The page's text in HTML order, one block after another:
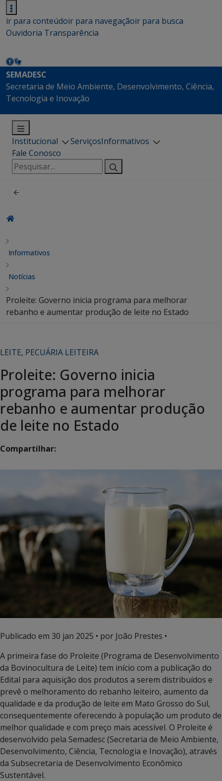
ir para conteúdoir para navegaçãoir para busca
Ouvidoria Transparência
SEMADESC
Secretaria de Meio Ambiente, Desenvolvimento, Ciência,
Tecnologia e Inovação
Institucional ServiçosInformativos
Fale Conosco
Pesquisar
por:
Informativos
Notícias
Proleite: Governo inicia programa para melhorar
rebanho e aumentar produção de leite no Estado
LEITE, PECUÁRIA LEITEIRA
Proleite: Governo inicia
programa para melhorar
rebanho e aumentar produção
de leite no Estado
Compartilhar:
Publicado em 30 jan 2025 • por João Prestes •
A primeira fase do Proleite (Programa de Desenvolvimento
da Bovinocultura de Leite) tem início com a publicação do
Edital para aquisição dos produtos a serem distribuídos e
prevê o melhoramento do rebanho leiteiro, aumento da
qualidade e da produção de leite em Mato Grosso do Sul,
consequentemente oferecendo à população um produto de
melhor qualidade e com preço mais acessível. O Proleite é
desenvolvido pela Semadesc (Secretaria de Meio Ambiente,
Desenvolvimento, Ciência, Tecnologia e Inovação), através
da Subsecretaria de Desenvolvimento Econômico
Sustentável.